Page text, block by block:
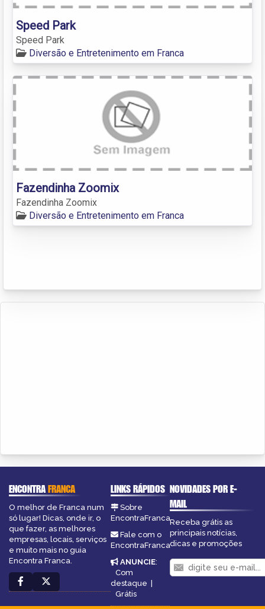
Speed Park
Speed Park
Diversão e Entretenimento em Franca
Fazendinha Zoomix
Fazendinha Zoomix
Diversão e Entretenimento em Franca
ENCONTRAFRANCA
O melhor de Franca num
só lugar! Dicas, onde ir, o
que fazer, as melhores
empresas, locais, serviços
e muito mais no guia
Encontra Franca.
LINKS RÁPIDOS
Sobre
EncontraFranca
Fale com o
EncontraFranca
ANUNCIE:
Com
destaque |
Grátis
NOVIDADES POR E-
MAIL
Receba grátis as
principais notícias,
dicas e promoções